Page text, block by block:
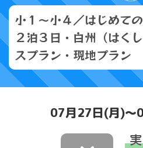
小１～小４／はじめて
２泊３日・白州（はく
スプラン・現地プラン
07月27日(月)～